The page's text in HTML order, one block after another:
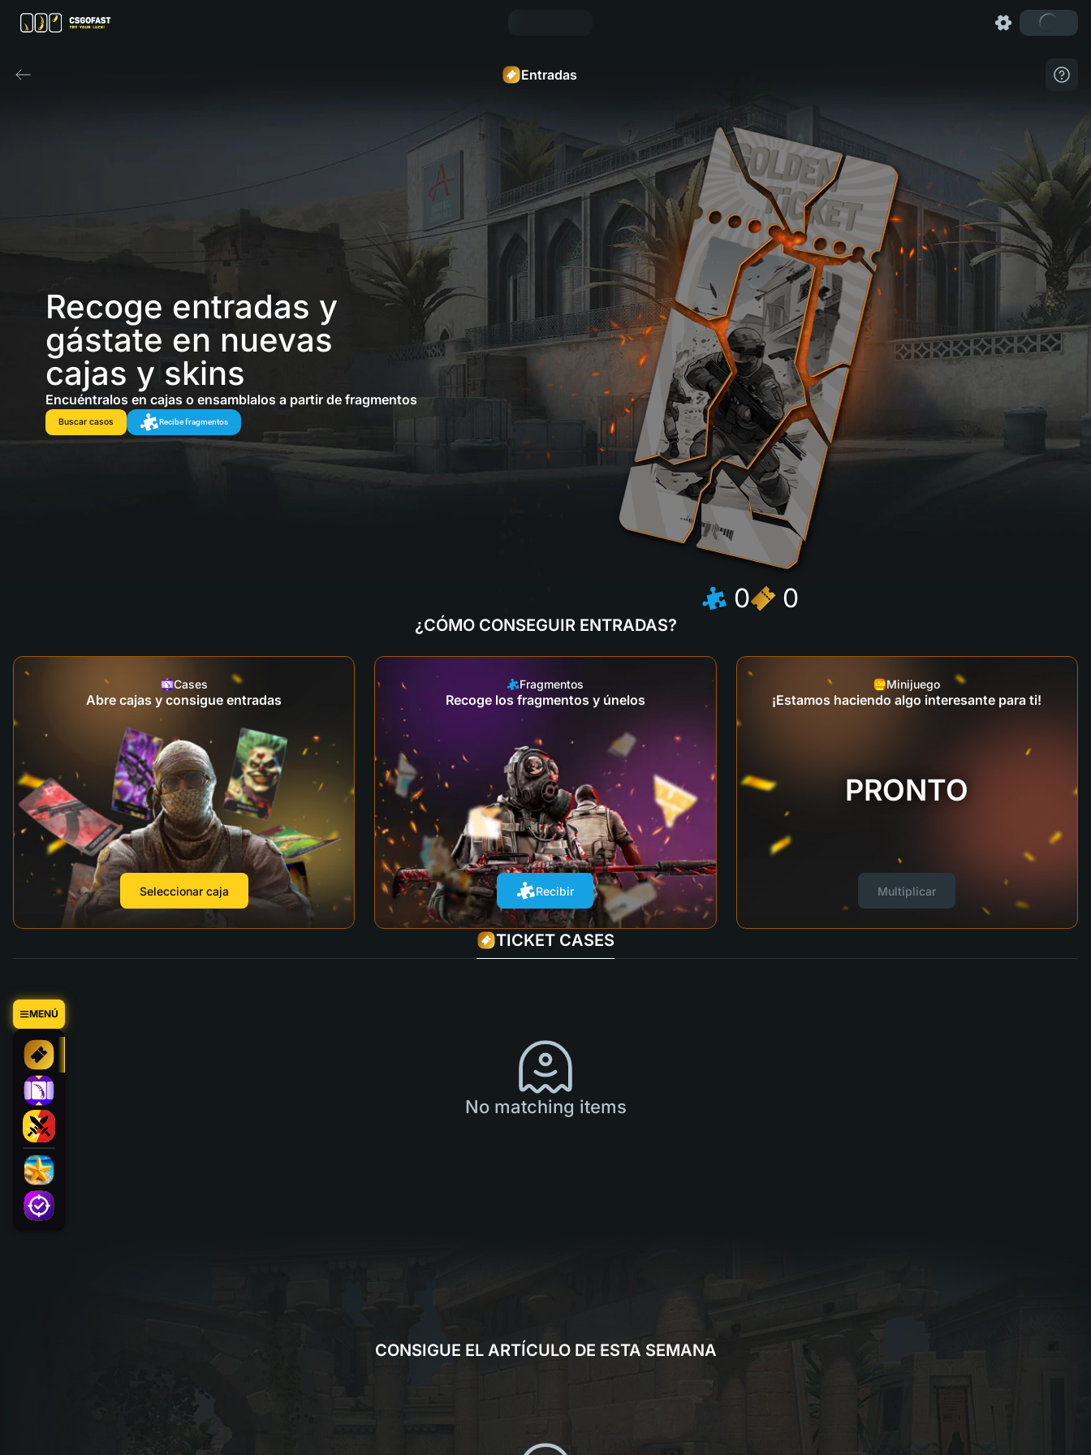
MENÚ
Entradas
Recoge entradas y
gástate en nuevas
cajas y skins
Encuéntralos en cajas o ensamblalos a partir de fragmentos
Buscar casos Recibe fragmentos
0 0
¿CÓMO CONSEGUIR ENTRADAS?
Cases
Abre cajas y consigue entradas
Seleccionar caja
Fragmentos
Recoge los fragmentos y únelos
Recibir
Minijuego
¡Estamos haciendo algo interesante para ti!
PRONTO
Multiplicar
TICKET CASES
No matching items
CONSIGUE EL ARTÍCULO DE ESTA SEMANA